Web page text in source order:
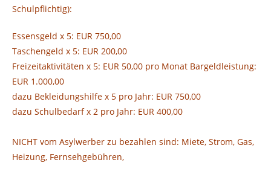
Schulpflichtig):
Essensgeld x 5: EUR 750,00
Taschengeld x 5: EUR 200,00
Freizeitaktivitäten x 5: EUR 50,00 pro Monat Bargeldleistung:
EUR 1.000,00
dazu Bekleidungshilfe x 5 pro Jahr: EUR 750,00
dazu Schulbedarf x 2 pro Jahr: EUR 400,00
NICHT vom Asylwerber zu bezahlen sind: Miete, Strom, Gas,
Heizung, Fernsehgebühren,